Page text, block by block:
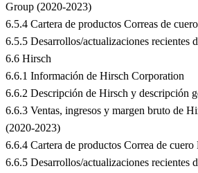
Group (2020-2023)
6.5.4 Cartera de productos Correas de
6.5.5 Desarrollos/actualizaciones recientes
6.6 Hirsch
6.6.1 Información de Hirsch Corporation
6.6.2 Descripción de Hirsch y descripción
6.6.3 Ventas, ingresos y margen bruto de
(2020-2023)
6.6.4 Cartera de productos Correa de cuero
6.6.5 Desarrollos/actualizaciones recientes